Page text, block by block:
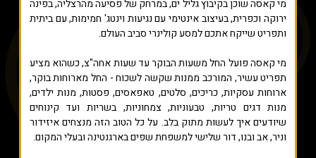
מי קאסה שוכן בקיבוץ גליל ים, במרחק של פסיעה מהרצליה, בפינה
ירוקה וכפרית, בעיצוב אינטימי עם נגיעות וינטג' חמימות, עם ביתית
ותפריט שייקח אתכם למסע קולינרי סביב העולם.
מי קאסה פועל החל משעות הבוקר עד שעות אחה"צ, כשהוא מציע
תפריט עשיר, המורכב ממנות שקשה לשכוח - החל מארוחות בוקר,
ארוחות עסקיות, כריכים, סלטים, טאפאסים, פסטות, מנות ילדים,
מנות דגים טריות, טבעוניות, צמחוניות, בשריות ועד קינוחים
שיודעים איך לעשות מתוק בלב. על כל הטוב הזה מנצחים איזידור
וניר, אב ובנו, דור שלישי למשפחת שפים בארגנטינה ובעלי המקום.